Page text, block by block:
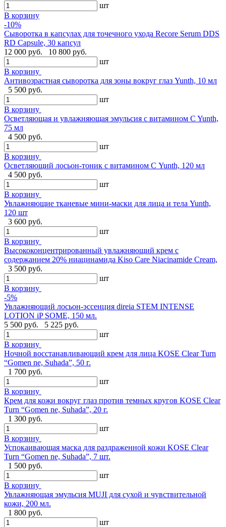
шт
В корзину
-10%
Сыворотка в капсулах для точечного ухода Recore Serum DDS
RD Capsule, 30 капсул
12 000 руб.
10 800 руб.
шт
В корзину
Антивозрастная сыворотка для зоны вокруг глаз Yunth, 10 мл
5 500 руб.
шт
В корзину
Осветляющая и увлажняющая эмульсия с витамином C Yunth,
75 мл
4 500 руб.
шт
В корзину
Осветляющий лосьон-тоник с витамином С Yunth, 120 мл
4 500 руб.
шт
В корзину
Увлажняющие тканевые мини-маски для лица и тела Yunth,
120 шт
3 600 руб.
шт
В корзину
Высококонцентрированный увлажняющий крем с
содержанием 20% ниацинамида Kiso Care Niacinamide Cream,
3 500 руб.
шт
В корзину
-5%
Увлажняющий лосьон-эссенция direia STEM INTENSE
LOTION iP SOME, 150 мл.
5 500 руб.
5 225 руб.
шт
В корзину
Ночной восстанавливающий крем для лица KOSE Clear Turn
“Gomen ne, Suhada”, 50 г.
1 700 руб.
шт
В корзину
Крем для кожи вокруг глаз против темных кругов KOSE Clear
Turn “Gomen ne, Suhada”, 20 г.
1 300 руб.
шт
В корзину
Успокаивающая маска для раздраженной кожи KOSE Clear
Turn “Gomen ne, Suhada”, 7 шт.
1 500 руб.
шт
В корзину
Увлажняющая эмульсия MUJI для сухой и чувствительной
кожи, 200 мл.
1 800 руб.
шт